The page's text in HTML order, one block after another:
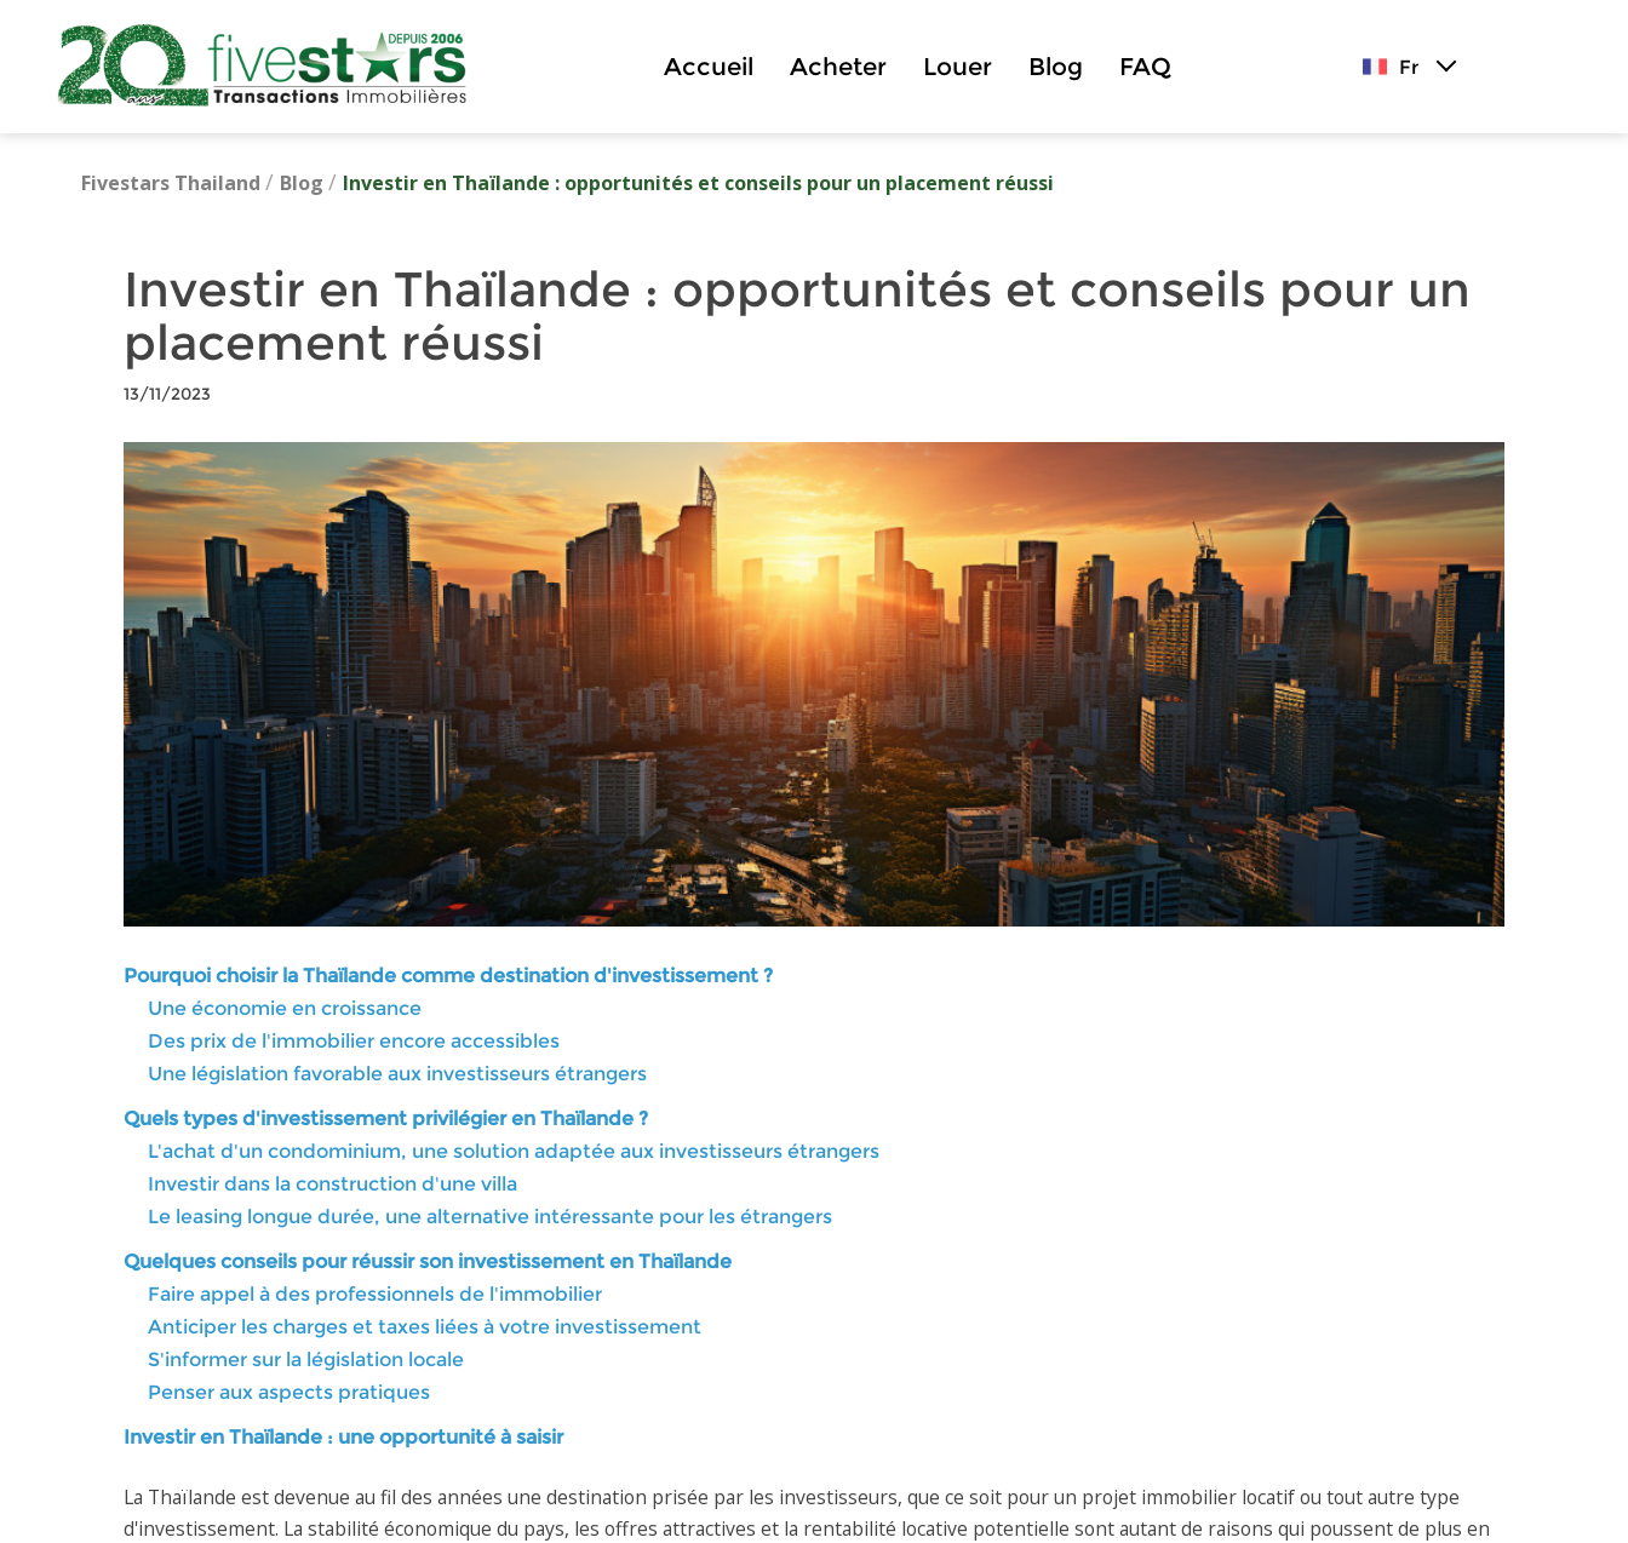
Accueil Acheter Louer Blog FAQ Fr
Fivestars Thailand / Blog / Investir en Thaïlande : opportunités et conseils pour un placement réussi
Investir en Thaïlande : opportunités et conseils pour un
placement réussi
13/11/2023
Pourquoi choisir la Thaïlande comme destination d'investissement ?
Une économie en croissance
Des prix de l'immobilier encore accessibles
Une législation favorable aux investisseurs étrangers
Quels types d'investissement privilégier en Thaïlande ?
L'achat d'un condominium, une solution adaptée aux investisseurs étrangers
Investir dans la construction d'une villa
Le leasing longue durée, une alternative intéressante pour les étrangers
Quelques conseils pour réussir son investissement en Thaïlande
Faire appel à des professionnels de l'immobilier
Anticiper les charges et taxes liées à votre investissement
S'informer sur la législation locale
Penser aux aspects pratiques
Investir en Thaïlande : une opportunité à saisir
La Thaïlande est devenue au fil des années une destination prisée par les investisseurs, que ce soit pour un projet immobilier locatif ou tout autre type
d'investissement. La stabilité économique du pays, les offres attractives et la rentabilité locative potentielle sont autant de raisons qui poussent de plus en